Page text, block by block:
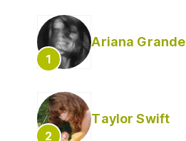
Ariana Grande
Taylor Swift